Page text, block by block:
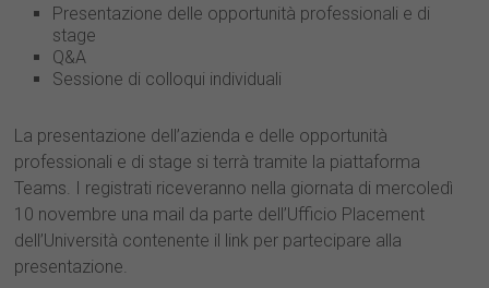
Presentazione delle opportunità professionali e di
stage
Q&A
Sessione di colloqui individuali
La presentazione dell’azienda e delle opportunità
professionali e di stage si terrà tramite la piattaforma
Teams. I registrati riceveranno nella giornata di mercoledì
10 novembre una mail da parte dell’Ufficio Placement
dell’Università contenente il link per partecipare alla
presentazione.